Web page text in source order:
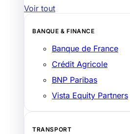
Voir tout
BANQUE & FINANCE
Banque de France
Crédit Agricole
BNP Paribas
Vista Equity Partners
TRANSPORT